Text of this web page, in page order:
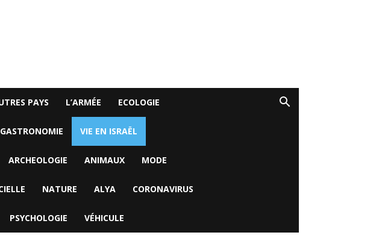
PAYS L’ARMÉE ECOLOGIE
GASTRONOMIE VIE EN ISRAËL
ARCHEOLOGIE ANIMAUX MODE
NATURE ALYA CORONAVIRUS
PSYCHOLOGIE VÉHICULE